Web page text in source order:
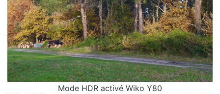
Mode HDR activé Wiko Y80